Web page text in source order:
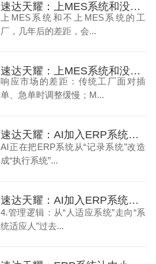
速达天耀：上MES系统和没上的工厂，几年以后会有那些差距（上）
上MES系统和不上MES系统的工
厂，几年后的差距，会...
速达天耀：上MES系统和没上的工厂，几年以后会有那些差距（下）
响应市场的差距：传统工厂面对插
单、急单时调整缓慢；M...
速达天耀：AI加入ERP系统之后，企业经营管理会发生什么变化（上）
AI正在把ERP系统从“记录系统”改造
成“执行系统”...
速达天耀：AI加入ERP系统之后，企业经营管理会发生什么变化（下）
4.管理逻辑：从“人适应系统”走向“系
统适应人”过去...